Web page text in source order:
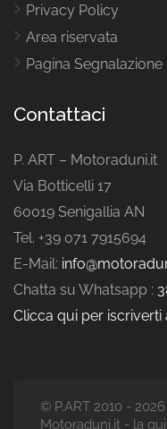
Privacy Policy
Area riservata
Pagina Segnalazione
Contattaci
P. ART – Motoraduni.it
Via Botticelli 17
60019 Senigallia AN
Tel. +39 071 7915694
E-Mail:
Chatta su Whatsapp :
Clicca qui per
© P.ART 2010 -
Motoraduni.it - la